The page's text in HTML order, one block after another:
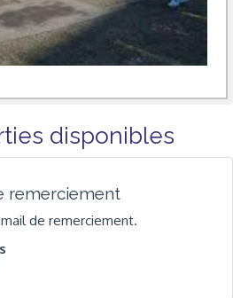
disponibles
remerciement
de remerciement.